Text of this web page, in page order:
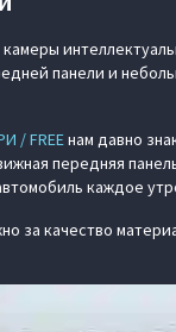
панели и
/ FREEнам давно
передняя
каждое
за качество